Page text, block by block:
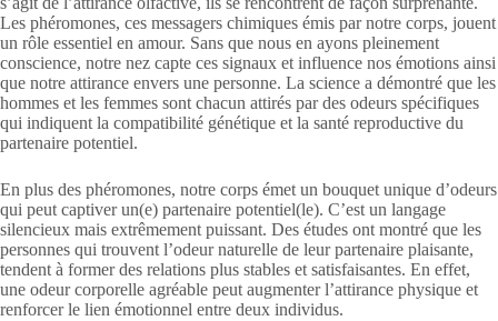
Les phéromones, ces messagers chimiques émis par notre corps, jouent
un rôle essentiel en amour. Sans que nous en ayons pleinement
conscience, notre nez capte ces signaux et influence nos émotions ainsi
que notre attirance envers une personne. La science a démontré que les
hommes et les femmes sont chacun attirés par des odeurs spécifiques
qui indiquent la compatibilité génétique et la santé reproductive du
partenaire potentiel.
En plus des phéromones, notre corps émet un bouquet unique d’odeurs
qui peut captiver un(e) partenaire potentiel(le). C’est un langage
silencieux mais extrêmement puissant. Des études ont montré que les
personnes qui trouvent l’odeur naturelle de leur partenaire plaisante,
tendent à former des relations plus stables et satisfaisantes. En effet,
une odeur corporelle agréable peut augmenter l’attirance physique et
renforcer le lien émotionnel entre deux individus.